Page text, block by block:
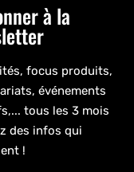
à la
focus produits,
événements
tous les 3 mois
des infos qui
!